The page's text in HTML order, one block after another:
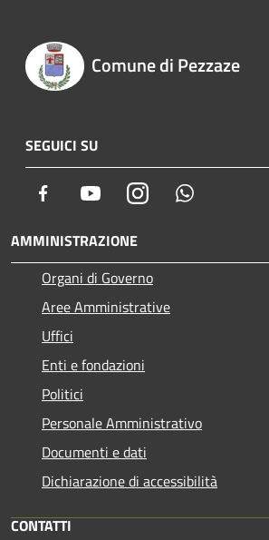
Comune di Pezzaze
SEGUICI SU
Facebook YoutubeInstagram
AMMINISTRAZIONE
Organi di Governo
Aree Amministrative
Uffici
Enti e fondazioni
Politici
Personale Amministrativo
Documenti e dati
Dichiarazione di accessibilità
CONTATTI